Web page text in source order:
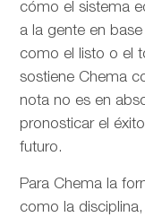
cómo el sistema
a la gente en
como el listo o el
sostiene Chema
nota no es en
pronosticar el
futuro.
Para Chema la
como la